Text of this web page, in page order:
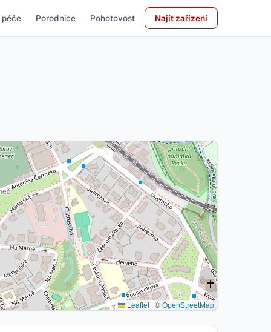
péče Porodnice Pohotovost Najít zařízení
Leaflet | ©OpenStreetMap